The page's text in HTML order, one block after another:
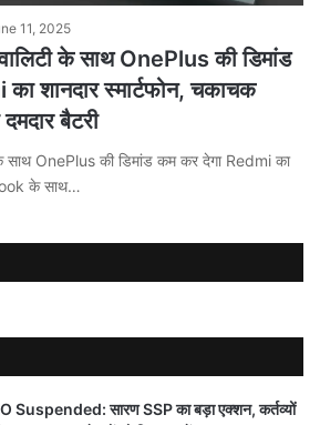
11, 2025
के साथ OnePlus की डिमांड
शानदार स्मार्टफोन, चकाचक
बैटरी
साथ OnePlus की डिमांड कम कर देगा Redmi का
look के साथ…
Suspended: सारण SSP का बड़ा एक्शन, कर्तव्यों